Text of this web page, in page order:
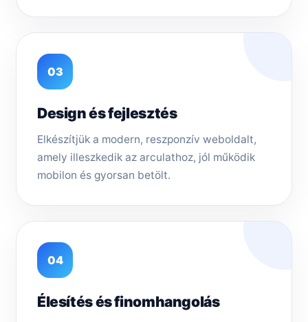
03
Design és fejlesztés
Elkészítjük a modern, reszponzív weboldalt,
amely illeszkedik az arculathoz, jól működik
mobilon és gyorsan betölt.
04
Élesítés és finomhangolás